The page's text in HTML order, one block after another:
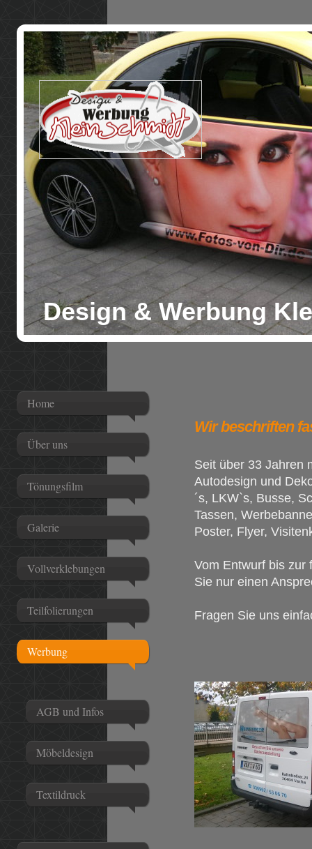
Design & Werbung
Home
Über uns
Tönungsfilm
Galerie
Vollverklebungen
Teilfolierungen
Werbung
AGB und Infos
Möbeldesign
Textildruck
Wir beschriften
Seit über 33 Jahren
Autodesign und
´s, LKW`s, Busse,
Tassen,
Poster, Flyer,
Vom Entwurf bis zur
Sie nur einen
Fragen Sie uns